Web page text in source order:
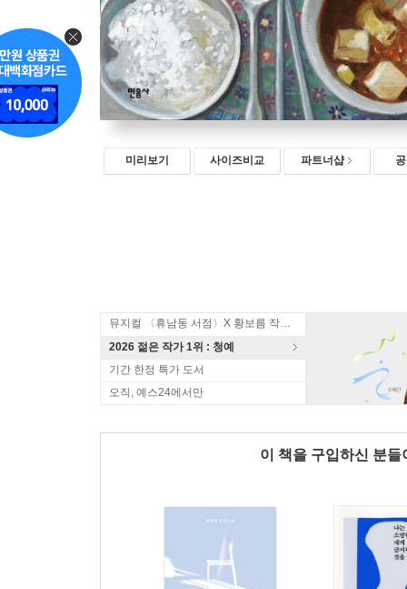
미리보기 사이즈비교 파트너샵
뮤지컬 〈휴남동 서점〉X 황보름 작가 북토크
2026 젊은 작가 1위 : 청예
기간 한정 특가 도서
오직, 예스24에서만
이 책을 구입하신 분